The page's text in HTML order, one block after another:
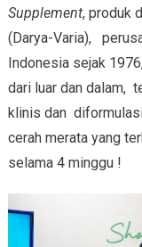
Supplement, produk
(Darya-Varia),
Indonesia sejak
dari luar dan dalam,
klinis dan
cerah merata yang
selama 4 minggu !